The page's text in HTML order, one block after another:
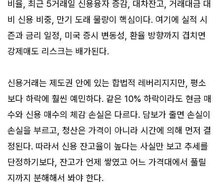
비율, 최근 5거래일 신용융자 증감, 대차잔고, 거래대금 대
비 신용 비중, 만기 도래 물량이 핵심이다. 여기에 실적 시
즌과 금리 일정, 미국 증시 변동성, 환율 방향까지 겹치면
강제매도 리스크는 배가된다.
신용거래는 제도권 안에 있는 합법적 레버리지지만, 평소
보다 하락에 훨씬 예민하다. 같은 10% 하락이라도 현금 매
수와 신용 매수의 체감 손실은 다르다. 담보가 줄면 손실이
손실을 부르고, 청산은 가격이 아니라 시간에 의해 먼저 결
정된다. 따라서 신용 잔고율이 높다는 사실만 보고 추세를
단정하기보다, 잔고가 언제 쌓였고 어느 가격대에서 풀릴
지까지 분해해서 봐야 한다.